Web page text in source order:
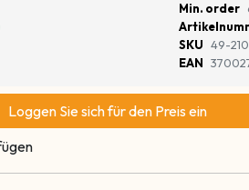
Min. order
SKU 49-
EAN
Loggen Sie sich für den Preis ein